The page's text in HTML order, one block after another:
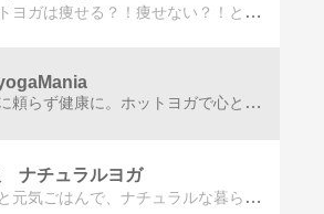
ホットヨガは痩せる？！痩せない？！といったダイエットに関する効果や、ホットヨガのメリットやデメリット。ホットヨガを行う時におすすめの服装、ホットヨガウェアなどについて紹介しています
お薬に頼らず健康に。ホットヨガで心と身体を整えて、ホリスティックでナチュラルな暮らしをしています。好きな作家は銀色夏生さん、服部みれいさん。
ナチュラルヨガ
ヨガと元気ごはんで、ナチュラルな暮らしを楽しんでいます。最近は、畑を借りて野菜作りにはまっています。